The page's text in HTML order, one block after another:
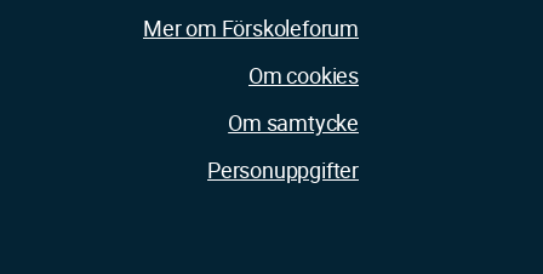
Mer om Förskoleforum
Om cookies
Om samtycke
Personuppgifter